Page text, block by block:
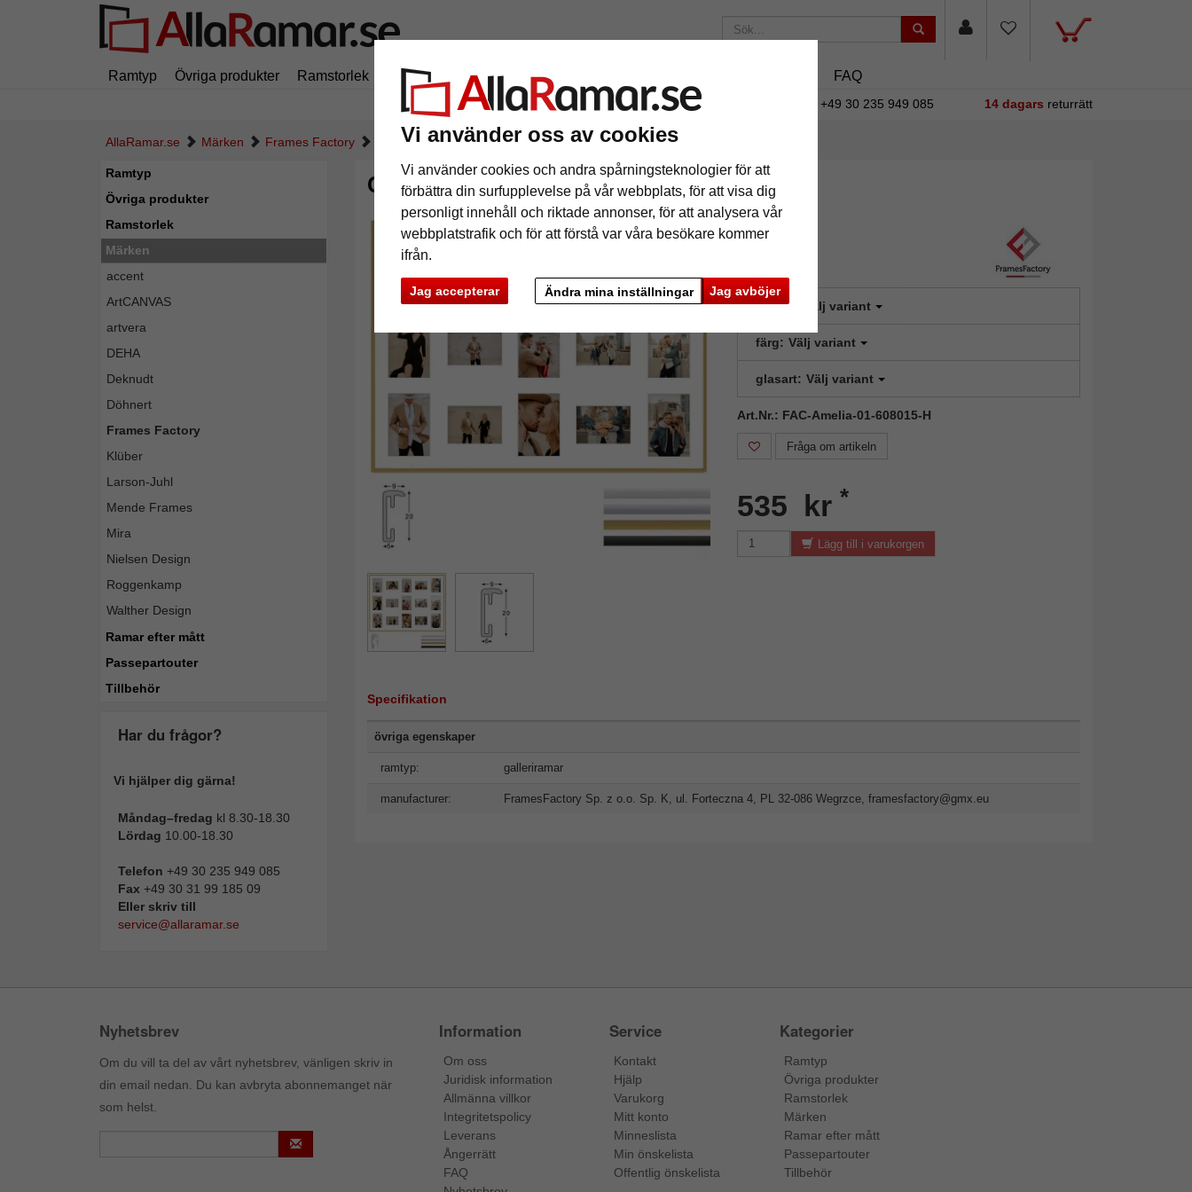
Vi använder oss av cookies
Vi använder cookies och andra spårningsteknologier för att
förbättra din surfupplevelse på vår webbplats, för att visa dig
personligt innehåll och riktade annonser, för att analysera vår
webbplatstrafik och för att förstå var våra besökare kommer
ifrån.
Jag accepterar Jag avböjer
Ändra mina inställningar
Ramtyp Övriga produkter Ramstorlek Märken Ramar efter mått FAQ
195 kri leveranskostnad. Oavsett hur mycket du beställer. +49 30 235 949 085 14 dagars returrätt
AllaRamar.se Märken Frames Factory Collageram av aluminium Amelia
Ramtyp
Övriga produkter
Ramstorlek
Märken
accent
ArtCANVAS
artvera
DEHA
Deknudt
Döhnert
Frames Factory
Klüber
Larson-Juhl
Mende Frames
Mira
Nielsen Design
Roggenkamp
Walther Design
Ramar efter mått
Passepartouter
Tillbehör
Har du frågor?
Vi hjälper dig gärna!
Måndag–fredag kl 8.30-18.30
Lördag 10.00-18.30
Telefon +49 30 235 949 085
Fax +49 30 31 99 185 09
Eller skriv till
service@allaramar.se
Collageram av aluminium Amelia
Tillbaka
format: Välj variant
färg: Välj variant
glasart: Välj variant
Art.Nr.: FAC-Amelia-01-608015-H
Fråga om artikeln
535 kr *
Lägg till i varukorgen
Specifikation
övriga egenskaper
ramtyp: galleriramar
manufacturer: FramesFactory Sp. z o.o. Sp. K, ul. Forteczna 4, PL 32-086 Wegrzce, framesfactory@gmx.eu
Nyhetsbrev
Om du vill ta del av vårt nyhetsbrev, vänligen skriv in
din email nedan. Du kan avbryta abonnemanget när
som helst.
Information
Om oss
Juridisk information
Allmänna villkor
Integritetspolicy
Leverans
Ångerrätt
FAQ
Service
Kontakt
Hjälp
Varukorg
Mitt konto
Minneslista
Min önskelista
Offentlig önskelista
Kategorier
Ramtyp
Övriga produkter
Ramstorlek
Märken
Ramar efter mått
Passepartouter
Tillbehör